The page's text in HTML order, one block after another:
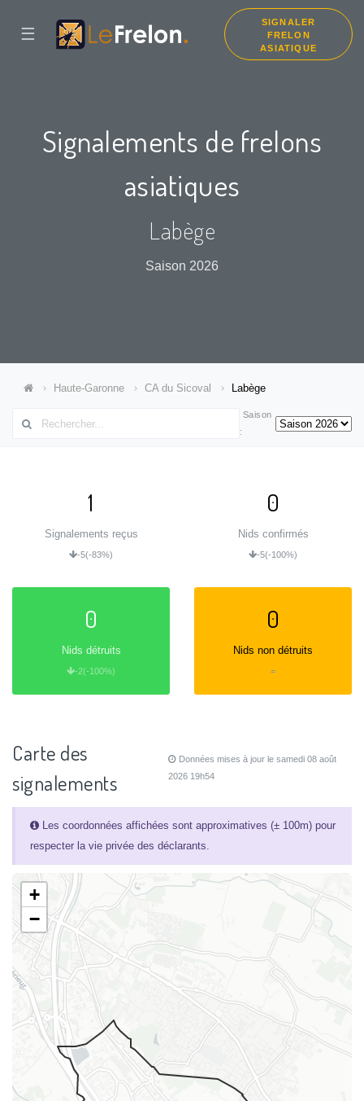
☰
SIGNALER
FRELON
ASIATIQUE
Signalements de frelons
asiatiques
Labège
Saison 2026
Haute-Garonne CA du Sicoval Labège
Saison
:
1
Signalements reçus
-5(-83%)
0
Nids confirmés
-5(-100%)
0
Nids détruits
-2(-100%)
0
Nids non détruits
=
Carte des
signalements
Données mises à jour le samedi 08 août
2026 19h54
Les coordonnées affichées sont approximatives (± 100m) pour
respecter la vie privée des déclarants.
+
−